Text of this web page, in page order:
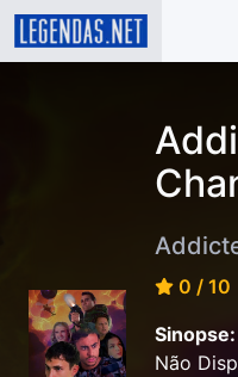
0 / 10
Sinopse:
Não